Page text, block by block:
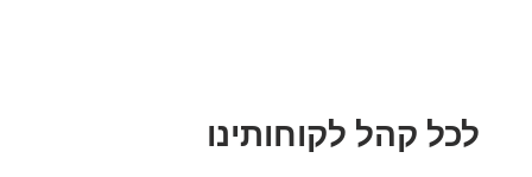
לכל קהל לקוחותינו